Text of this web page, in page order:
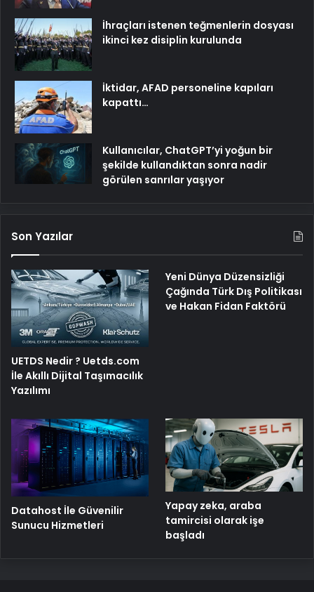
İhraçları istenen teğmenlerin dosyası
ikinci kez disiplin kurulunda
İktidar, AFAD personeline kapıları
kapattı…
Kullanıcılar, ChatGPT’yi yoğun bir
şekilde kullandıktan sonra nadir
görülen sanrılar yaşıyor
Son Yazılar
UETDS Nedir ? Uetds.com
İle Akıllı Dijital Taşımacılık
Yazılımı
Yeni Dünya Düzensizliği
Çağında Türk Dış Politikası
ve Hakan Fidan Faktörü
Datahost İle Güvenilir
Sunucu Hizmetleri
Yapay zeka, araba
tamircisi olarak işe
başladı